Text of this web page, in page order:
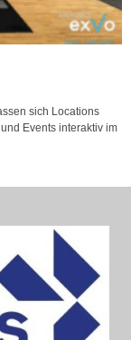
sich Locations
Events interaktiv im